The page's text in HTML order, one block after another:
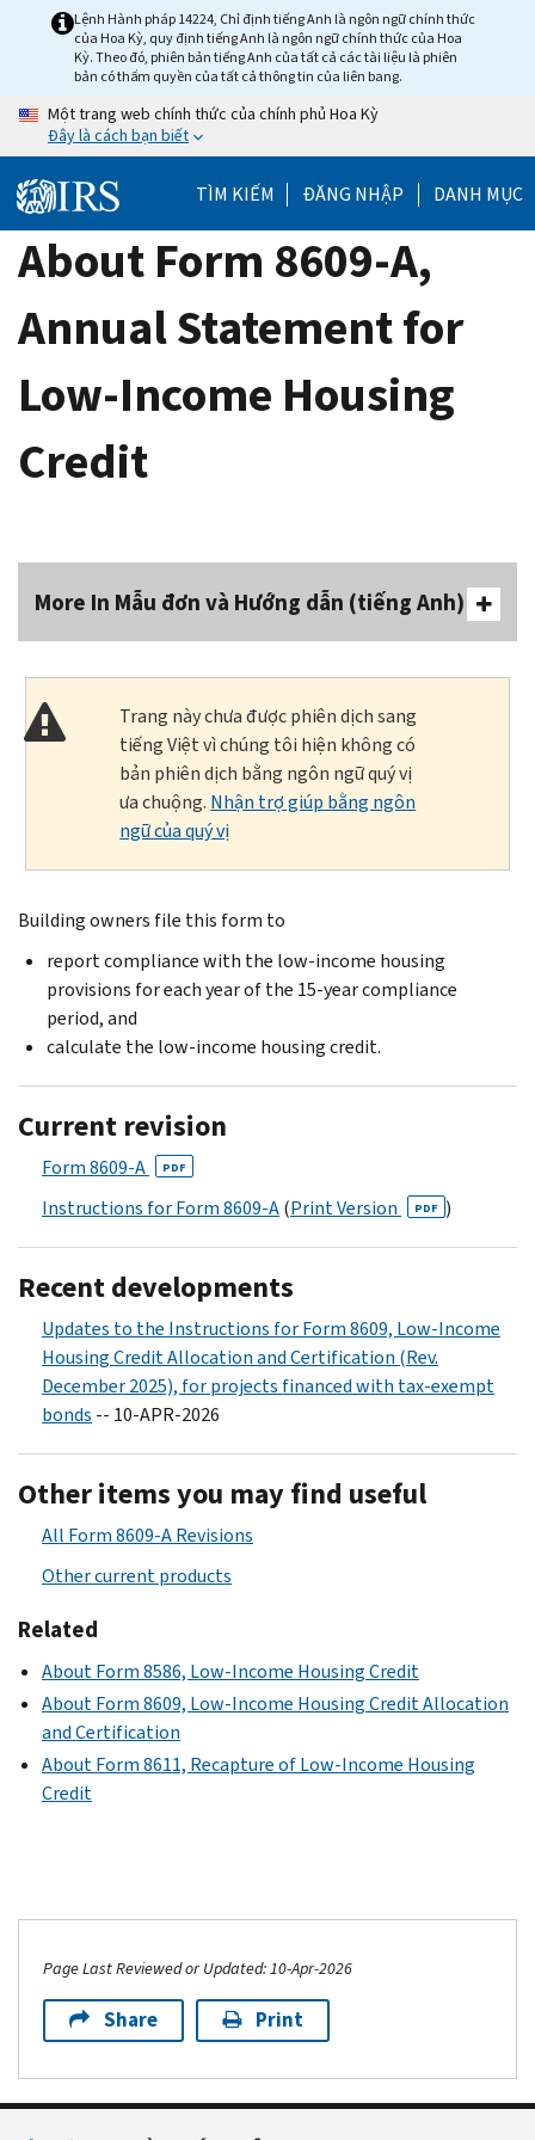
Lệnh Hành pháp 14224, Chỉ định tiếng Anh là ngôn ngữ chính thức
của Hoa Kỳ, quy định tiếng Anh là ngôn ngữ chính thức của Hoa
Kỳ. Theo đó, phiên bản tiếng Anh của tất cả các tài liệu là phiên
bản có thẩm quyền của tất cả thông tin của liên bang.
Một trang web chính thức của chính phủ Hoa Kỳ
Đây là cách bạn biết
TÌM KIẾM ĐĂNG NHẬP DANH MỤC
About Form 8609-A,
Annual Statement for
Low-Income Housing
Credit
More In Mẫu đơn và Hướng dẫn (tiếng Anh)
Trang này chưa được phiên dịch sang
tiếng Việt vì chúng tôi hiện không có
bản phiên dịch bằng ngôn ngữ quý vị
ưa chuộng. Nhận trợ giúp bằng ngôn
ngữ của quý vị
Building owners file this form to
report compliance with the low-income housing
provisions for each year of the 15-year compliance
period, and
calculate the low-income housing credit.
Current revision
Form 8609-A PDF
Instructions for Form 8609-A(Print Version PDF )
Recent developments
Updates to the Instructions for Form 8609, Low-Income
Housing Credit Allocation and Certification (Rev.
December 2025), for projects financed with tax-exempt
bonds -- 10-APR-2026
Other items you may find useful
All Form 8609-A Revisions
Other current products
Related
About Form 8586, Low-Income Housing Credit
About Form 8609, Low-Income Housing Credit Allocation
and Certification
About Form 8611, Recapture of Low-Income Housing
Credit
Page Last Reviewed or Updated: 10-Apr-2026
Share Print